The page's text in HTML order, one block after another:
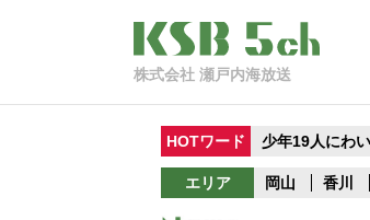
株式会社 瀬戸内海放送
HOTワード 少年19人にわ
エリア 岡山 香川